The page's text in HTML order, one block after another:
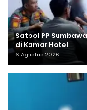
Satpol PP
di Kamar Hotel
6 Agustus 2026